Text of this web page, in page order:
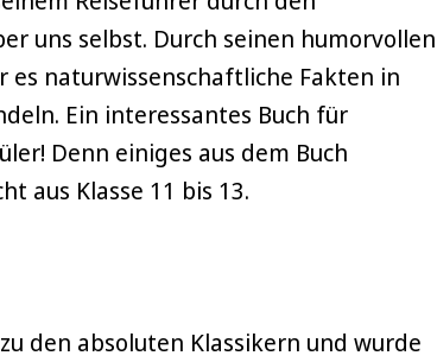
uns selbst. Durch seinen humorvollen
naturwissenschaftliche Fakten in
Ein interessantes Buch für
Denn einiges aus dem Buch
aus Klasse 11 bis 13.
den absoluten Klassikern und wurde